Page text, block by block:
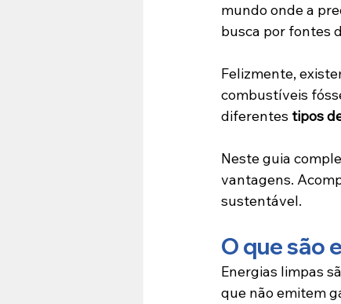
mundo onde a
busca por fontes
Felizmente,
combustíveis
diferentes tipos
Neste guia
vantagens.
sustentável.
O que são
Energias limpas
que não emitem